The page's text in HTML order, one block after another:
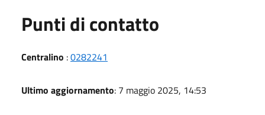
Punti di contatto
Centralino :0282241
Ultimo aggiornamento: 7 maggio 2025, 14:53